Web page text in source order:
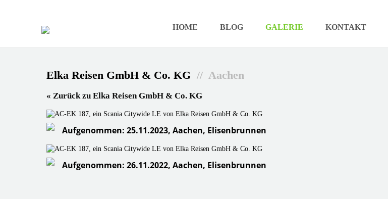
HOME BLOG GALERIE KONTAKT
Elka Reisen GmbH & Co. KG // Aachen
« Zurück zu Elka Reisen GmbH & Co. KG
Aufgenommen: 25.11.2023, Aachen, Elisenbrunnen
Aufgenommen: 26.11.2022, Aachen, Elisenbrunnen